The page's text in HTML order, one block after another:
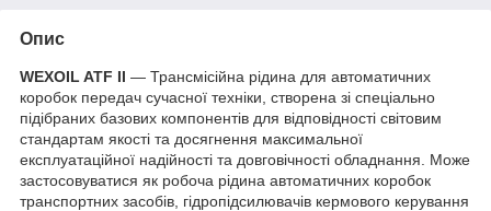
Опис
WEXOIL ATF II — Трансмісійна рідина для автоматичних
коробок передач сучасної техніки, створена зі спеціально
підібраних базових компонентів для відповідності світовим
стандартам якості та досягнення максимальної
експлуатаційної надійності та довговічності обладнання. Може
застосовуватися як робоча рідина автоматичних коробок
транспортних засобів, гідропідсилювачів кермового керування